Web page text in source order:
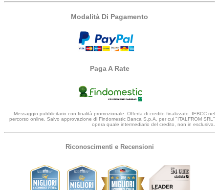
Modalità Di Pagamento
Paga A Rate
Messaggio pubblicitario con finalità promozionale. Offerta di credito finalizzato. IEBCC nel
percorso online. Salvo approvazione di Findomestic Banca S.p.A. per cui "ITALFROM SRL"
opera quale intermediario del credito, non in esclusiva.
Riconoscimenti e Recensioni